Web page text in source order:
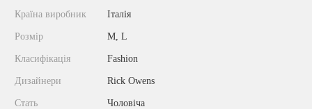
Країна виробник Італія
Розмір M, L
Класифікація Fashion
Дизайнери Rick Owens
Стать Чоловіча